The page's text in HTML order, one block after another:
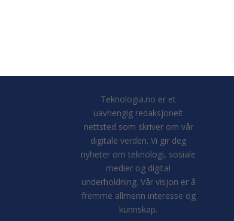
Teknologia.no er et
uavhengig redaksjonelt
nettsted som skriver om vår
digitale verden. Vi gir deg
nyheter om teknologi, sosiale
medier og digital
underholdning. Vår visjon er å
fremme allmenn interesse og
kunnskap.